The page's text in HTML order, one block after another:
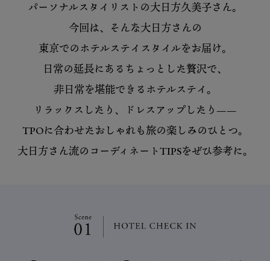
パーソナルスタイリストの大日方久美子さん。
今回は、そんな大日方さんの
東京でのホテルステイスタイルをお届け。
日常の延長にあるちょっとした贅沢で、
非日常を堪能できるホテルステイ。
リラックスしたり、ドレスアップしたり——
TPOに合わせたおしゃれも旅の楽しみのひとつ。
大日方さん流のコーディネートTIPSをぜひ参考に。